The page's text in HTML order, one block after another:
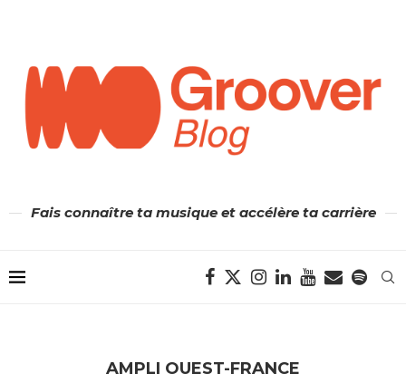
Fais connaître ta musique et accélère ta carrière
AMPLI OUEST-FRANCE